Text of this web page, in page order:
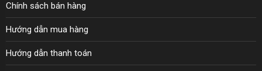
Chính sách bán hàng
Hướng dẫn mua hàng
Hướng dẫn thanh toán